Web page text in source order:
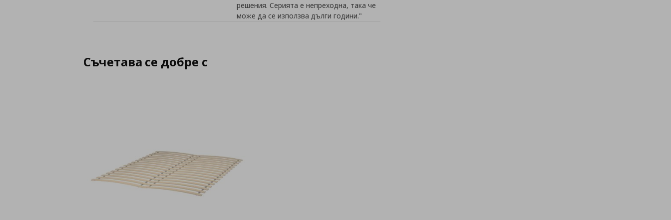
решения. Серията е непреходна, така че
може да се използва дълги години."
Съчетава се добре с